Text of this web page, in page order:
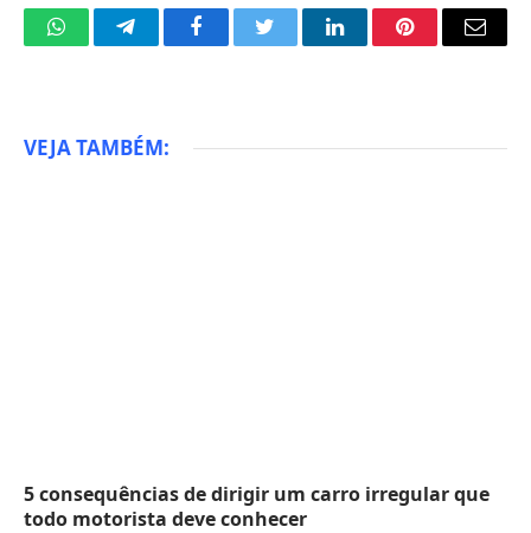
WhatsAppTelegramFacebookTwitter LinkedInPinterestEmail
VEJA TAMBÉM:
5 consequências de dirigir um carro irregular que
todo motorista deve conhecer